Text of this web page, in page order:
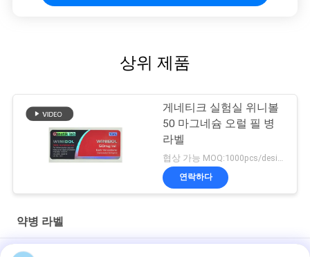
상위 제품
게네티크 실험실 위니볼
50 마그네슘 오럴 필 병
라벨
협상 가능 MOQ:1000pcs/design
연락하다
약병 라벨
경구용 시알리스 타달라필 100mg 라벨